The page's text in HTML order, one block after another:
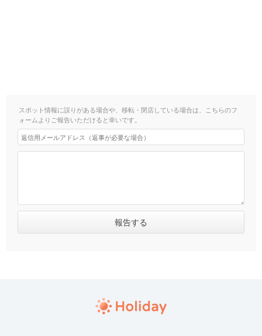
スポット情報に誤りがある場合や、移転・閉店している場合は、こちらのフ
ォームよりご報告いただけると幸いです。